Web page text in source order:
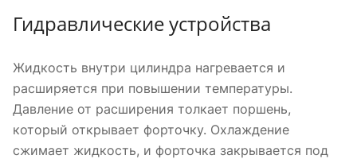
Гидравлические устройства
Жидкость внутри цилиндра нагревается и
расширяется при повышении температуры.
Давление от расширения толкает поршень,
который открывает форточку. Охлаждение
сжимает жидкость, и форточка закрывается под